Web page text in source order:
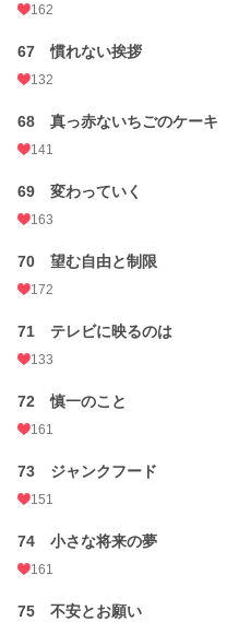
162
67 慣れない挨拶
132
68 真っ赤ないちごのケーキ
141
69 変わっていく
163
70 望む自由と制限
172
71 テレビに映るのは
133
72 慎一のこと
161
73 ジャンクフード
151
74 小さな将来の夢
161
75 不安とお願い